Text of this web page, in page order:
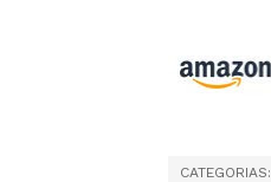
CATEGORIAS: